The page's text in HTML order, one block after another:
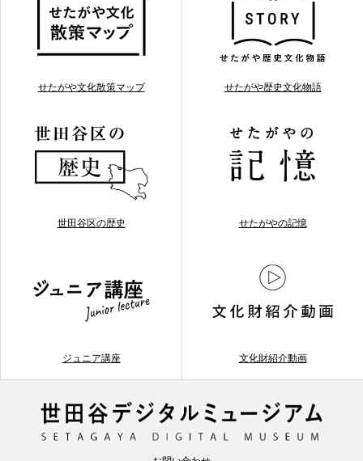
せたがや文化散策マップ せたがや歴史文化物語
世田谷区の歴史 せたがやの記憶
ジュニア講座 文化財紹介動画